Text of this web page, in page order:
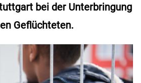
bei der Unterbringung
Geflüchteten.